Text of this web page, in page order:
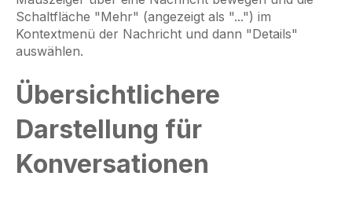
Schaltfläche "Mehr" (angezeigt als "...") im
Kontextmenü der Nachricht und dann "Details"
auswählen.
Übersichtlichere
Darstellung für
Konversationen